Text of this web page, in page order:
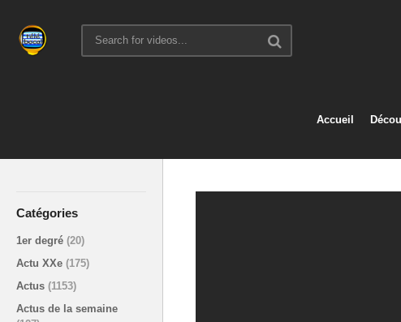
Accueil
Catégories
1er degré (20)
Actu XXe (175)
Actus (1153)
Actus de la semaine